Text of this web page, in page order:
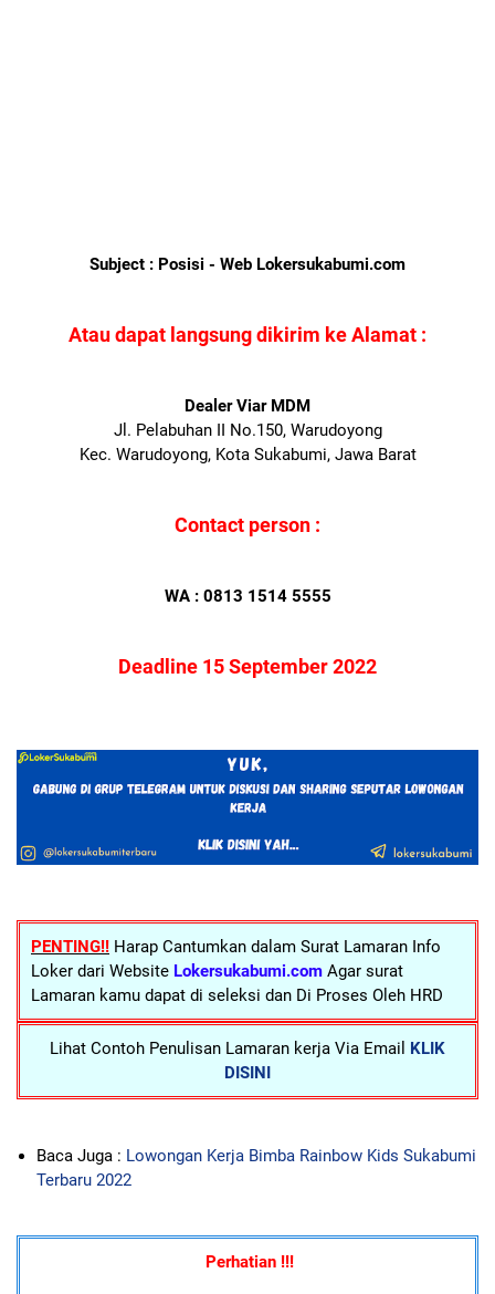
Subject : Posisi - Web Lokersukabumi.com
Atau dapat langsung dikirim ke Alamat :
Dealer Viar MDM
Jl. Pelabuhan II No.150, Warudoyong
Kec. Warudoyong, Kota Sukabumi, Jawa Barat
Contact person :
WA : 0813 1514 5555
Deadline 15 September 2022
PENTING!! Harap Cantumkan dalam Surat Lamaran Info
Loker dari Website Lokersukabumi.com Agar surat
Lamaran kamu dapat di seleksi dan Di Proses Oleh HRD
Lihat Contoh Penulisan Lamaran kerja Via Email KLIK
DISINI
Baca Juga : Lowongan Kerja Bimba Rainbow Kids Sukabumi
Terbaru 2022
Perhatian !!!